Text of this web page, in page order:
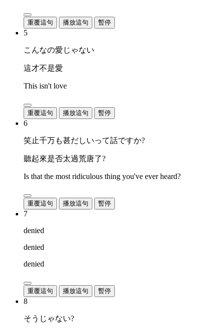
重覆這句 播放這句 暫停
5
こんなの愛じゃない
這才不是愛
This isn't love
重覆這句 播放這句 暫停
6
笑止千万も甚だしいって話ですか?
聽起來是否太過荒唐了?
Is that the most ridiculous thing you've ever heard?
重覆這句 播放這句 暫停
7
denied
denied
denied
重覆這句 播放這句 暫停
8
そうじゃない?